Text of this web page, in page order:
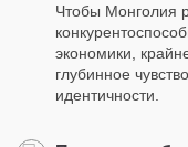
Чтобы Монголия
экономики,
глубинное
идентичности.